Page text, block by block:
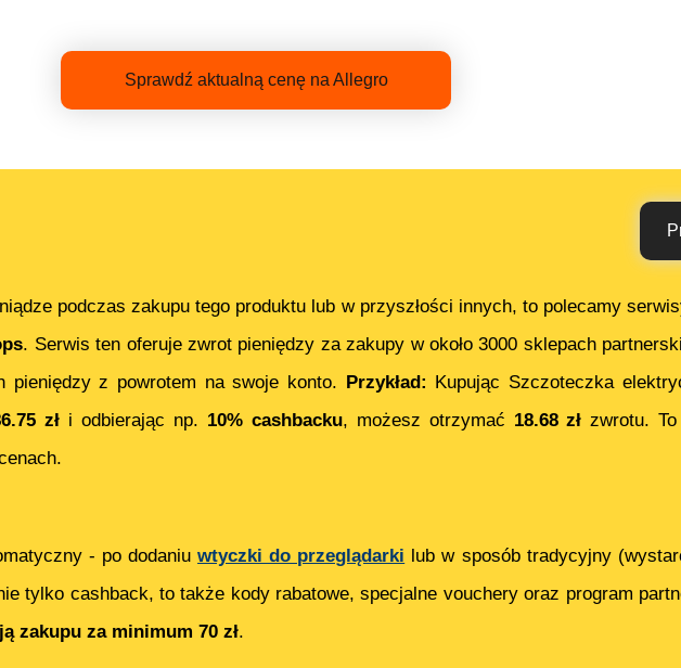
Sprawdź aktualną cenę na Allegro
podczas zakupu tego produktu lub w przyszłości innych, to polecamy
. Serwis ten oferuje zwrot pieniędzy za zakupy w około 3000 sklepach
z powrotem na swoje konto. Przykład: Kupując Szczoteczka
zł i odbierając np. 10% cashbacku, możesz otrzymać 18.68zł zwrotu.
- po dodaniu wtyczki do przeglądarki lub w sposób tradycyjny
tylko cashback, to także kody rabatowe, specjalne vouchery oraz program
zakupu za minimum 70 zł.